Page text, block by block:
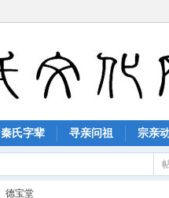
秦氏字辈 寻亲问祖 宗亲
德宝堂